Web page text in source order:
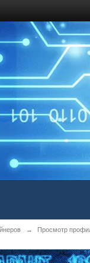
→ Просмотр